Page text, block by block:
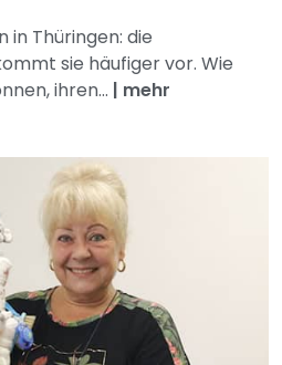
in Thüringen: die
sie häufiger vor. Wie
ihren... | mehr